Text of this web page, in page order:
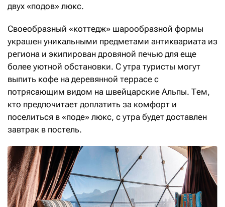
двух «подов» люкс.
Своеобразный «коттедж» шарообразной формы
украшен уникальными предметами антиквариата из
региона и экипирован дровяной печью для еще
более уютной обстановки. С утра туристы могут
выпить кофе на деревянной террасе с
потрясающим видом на швейцарские Альпы. Тем,
кто предпочитает доплатить за комфорт и
поселиться в «поде» люкс, с утра будет доставлен
завтрак в постель.